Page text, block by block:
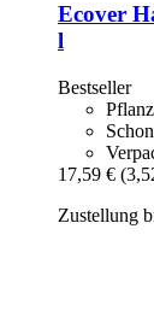
Ecover
l
Bestseller
17,59 €
Zustellung